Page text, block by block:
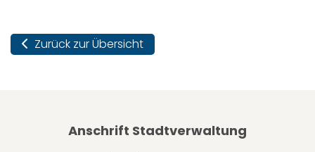
Zurück zur Übersicht
Anschrift Stadtverwaltung